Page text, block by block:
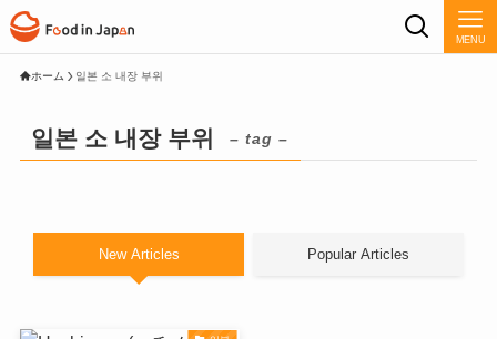
MENU
ホーム 일본 소 내장 부위
일본 소 내장 부위 – tag –
New Articles Popular Articles